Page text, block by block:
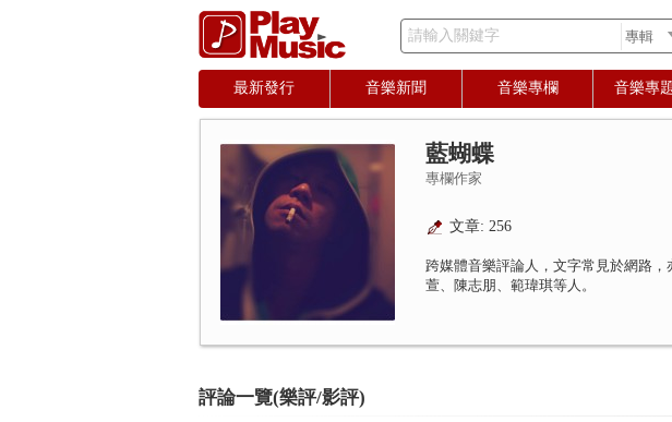
請輸入關鍵字
最新發行 音樂新聞 音樂專欄 音樂專
藍蝴蝶
專欄作家
文章: 256
跨媒體音樂評論人，文字常見於網路
萱、陳志朋、範瑋琪等人。
評論一覽(樂評/影評)